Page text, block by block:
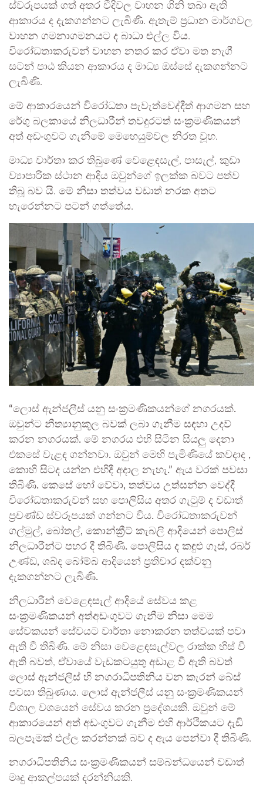
ස්වරූපයක් ගත් අතර වීදිවල වාහන ගිනි තබා ඇති
ආකාරය ද දැකගන්නට ලැබිණි. ඇතැම් ප්‍රධාන මාර්ගවල
වාහන ගමනාගමනයට ද බාධා එල්ල විය.
විරෝධතාකරුවන් වාහන නතර කර ඒවා මත නැගී
සටන් පාඨ කියන ආකාරය ද මාධ්‍ය ඔස්සේ දැකගන්නට
ලැබිණි.
මේ ආකාරයෙන් විරෝධතා පැවැත්වෙද්දීත් ආගමන සහ
රේගු බලකායේ නිලධාරීන් තවදුරටත් සංක්‍රමණිකයන්
අත් අඩංගුවට ගැනීමේ මෙහෙයුම්වල නිරත වූහ.
මාධ්‍ය වාර්තා කර තිබුණේ වෙළෙඳසැල්, පාසැල්, කුඩා
ව්‍යාපාරික ස්ථාන ආදිය ඔවුන්ගේ ඉලක්ක බවට පත්ව
තිබූ බව යි. මේ නිසා තත්වය වඩාත් නරක අතට
හැරෙන්නට පටන් ගත්තේය.
“ලොස් ඇන්ජලීස් යනු සංක්‍රමණිකයන්ගේ නගරයක්.
ඔවුන්ට නීත්‍යානුකූල බවක් ලබා ගැනීම සඳහා උදව්
කරන නගරයක්. මේ නගරය එහි සිටින සියලු දෙනා
එකසේ වැළඳ ගන්නවා. ඔවුන් මෙහි පැමිණියේ කවදාද ,
කොහි සිටද යන්න එහිදී අදාල නැහැ.” ඇය වරක් පවසා
තිබිණි. කෙසේ හෝ වේවා, තත්වය උත්සන්න වෙද්දී
විරෝධතාකරුවන් සහ පොලිසිය අතර ගැටුම් ද වඩාත්
ප්‍රචණ්ඩ ස්වරූපයක් ගන්නට විය. විරෝධතාකරුවන්
ගල්මුල්, බෝතල්, කොන්ක්‍රීට් කැබලි ආදියෙන් පොලිස්
නිලධාරීන්ට පහර දී තිබිණි. පොලිසිය ද කඳුළු ගෑස්, රබර්
උණ්ඩ, ශබ්ද බෝම්බ ආදියෙන් ප්‍රතිචාර දක්වනු
දැකගන්නට ලැබිණි.
නිලධාරීන් වෙළෙඳසැල් ආදියේ සේවය කළ
සංක්‍රමණිකයන් අත්අඩංගුවට ගැනීම නිසා මෙම
සේවකයන් සේවයට වාර්තා නොකරන තත්වයක් පවා
ඇති වී තිබිණි. මේ නිසා වෙළෙඳසැල්වල රාක්ක හිස් වී
ඇති බවත්, ඒවායේ වැඩකටයුතු අඩාළ වී ඇති බවත්
ලොස් ඇන්ජලීස් හි නගරාධිපතිනිය වන කැරන් බේස්
පවසා තිබුණාය. ලොස් ඇන්ජලීස් යනු සංක්‍රමණිකයන්
විශාල වශයෙන් සේවය කරන ප්‍රදේශයකි. ඔවුන් මේ
ආකාරයෙන් අත් අඩංගුවට ගැනීම එහි ආර්ථිකයට දැඩි
බලපෑමක් එල්ල කරන්නක් බව ද ඇය පෙන්වා දී තිබිණි.
නගරාධිපතිනිය සංක්‍රමණිකයන් සම්බන්ධයෙන් වඩාත්
මෘදු ආකල්පයක් දරන්නියකි.